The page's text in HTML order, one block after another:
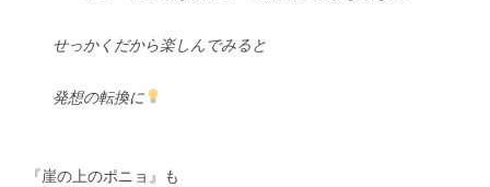
せっかくだから楽しんでみると
発想の転換に
『崖の上のポニョ』も